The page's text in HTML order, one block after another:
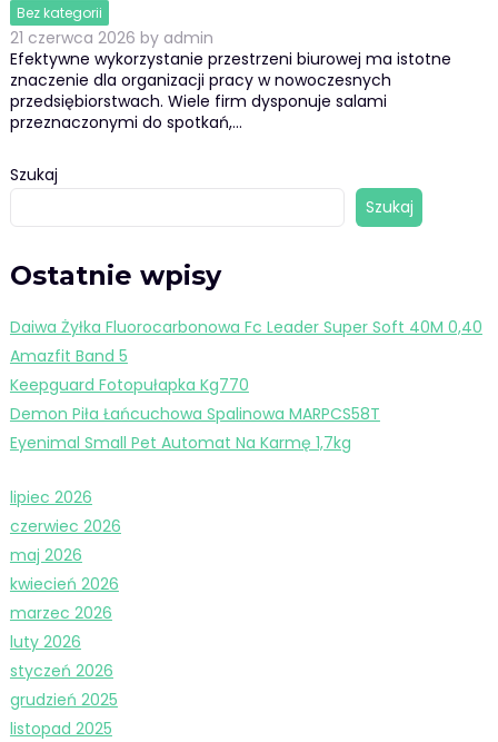
Bez kategorii
21 czerwca 2026 by admin
Efektywne wykorzystanie przestrzeni biurowej ma istotne
znaczenie dla organizacji pracy w nowoczesnych
przedsiębiorstwach. Wiele firm dysponuje salami
przeznaczonymi do spotkań,…
Szukaj
Szukaj
Ostatnie wpisy
Daiwa Żyłka Fluorocarbonowa Fc Leader Super Soft 40M 0,40
Amazfit Band 5
Keepguard Fotopułapka Kg770
Demon Piła Łańcuchowa Spalinowa MARPCS58T
Eyenimal Small Pet Automat Na Karmę 1,7kg
lipiec 2026
czerwiec 2026
maj 2026
kwiecień 2026
marzec 2026
luty 2026
styczeń 2026
grudzień 2025
listopad 2025